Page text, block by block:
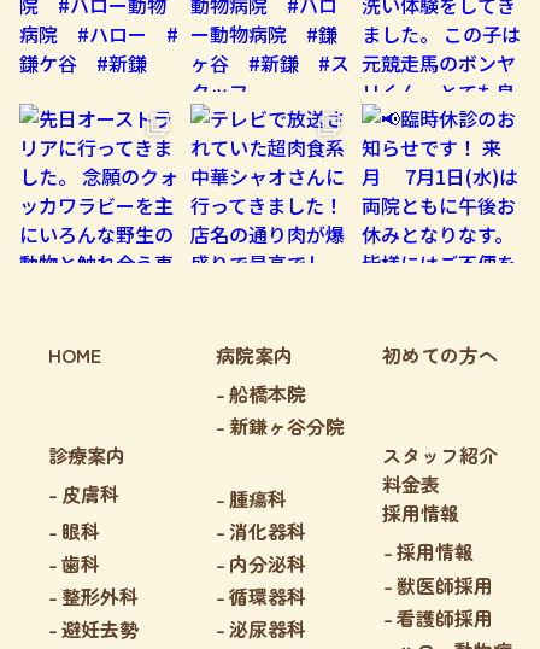
HOME
病院案内
船橋本院
新鎌ヶ谷分院
初めての方へ
診療案内
皮膚科
腫瘍科
眼科
消化器科
歯科
内分泌科
整形外科
循環器科
避妊去勢
泌尿器科
スタッフ紹介
料金表
採用情報
採用情報
獣医師採用
看護師採用